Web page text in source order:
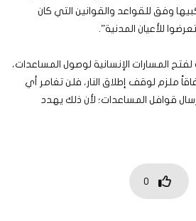
وفق للقواعد والقوانين التي كان
للأعيان المدنية”.
المسارات الإنسانية لوصول المساعدات،
ملزم لوقف إطلاق النار، فلن تغامر أي
قوافل المساعدات؛ لأن ذلك يهدد
0